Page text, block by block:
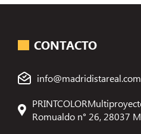
CONTACTO
info@madridistareal.com
Romualdo n° 26, 28037